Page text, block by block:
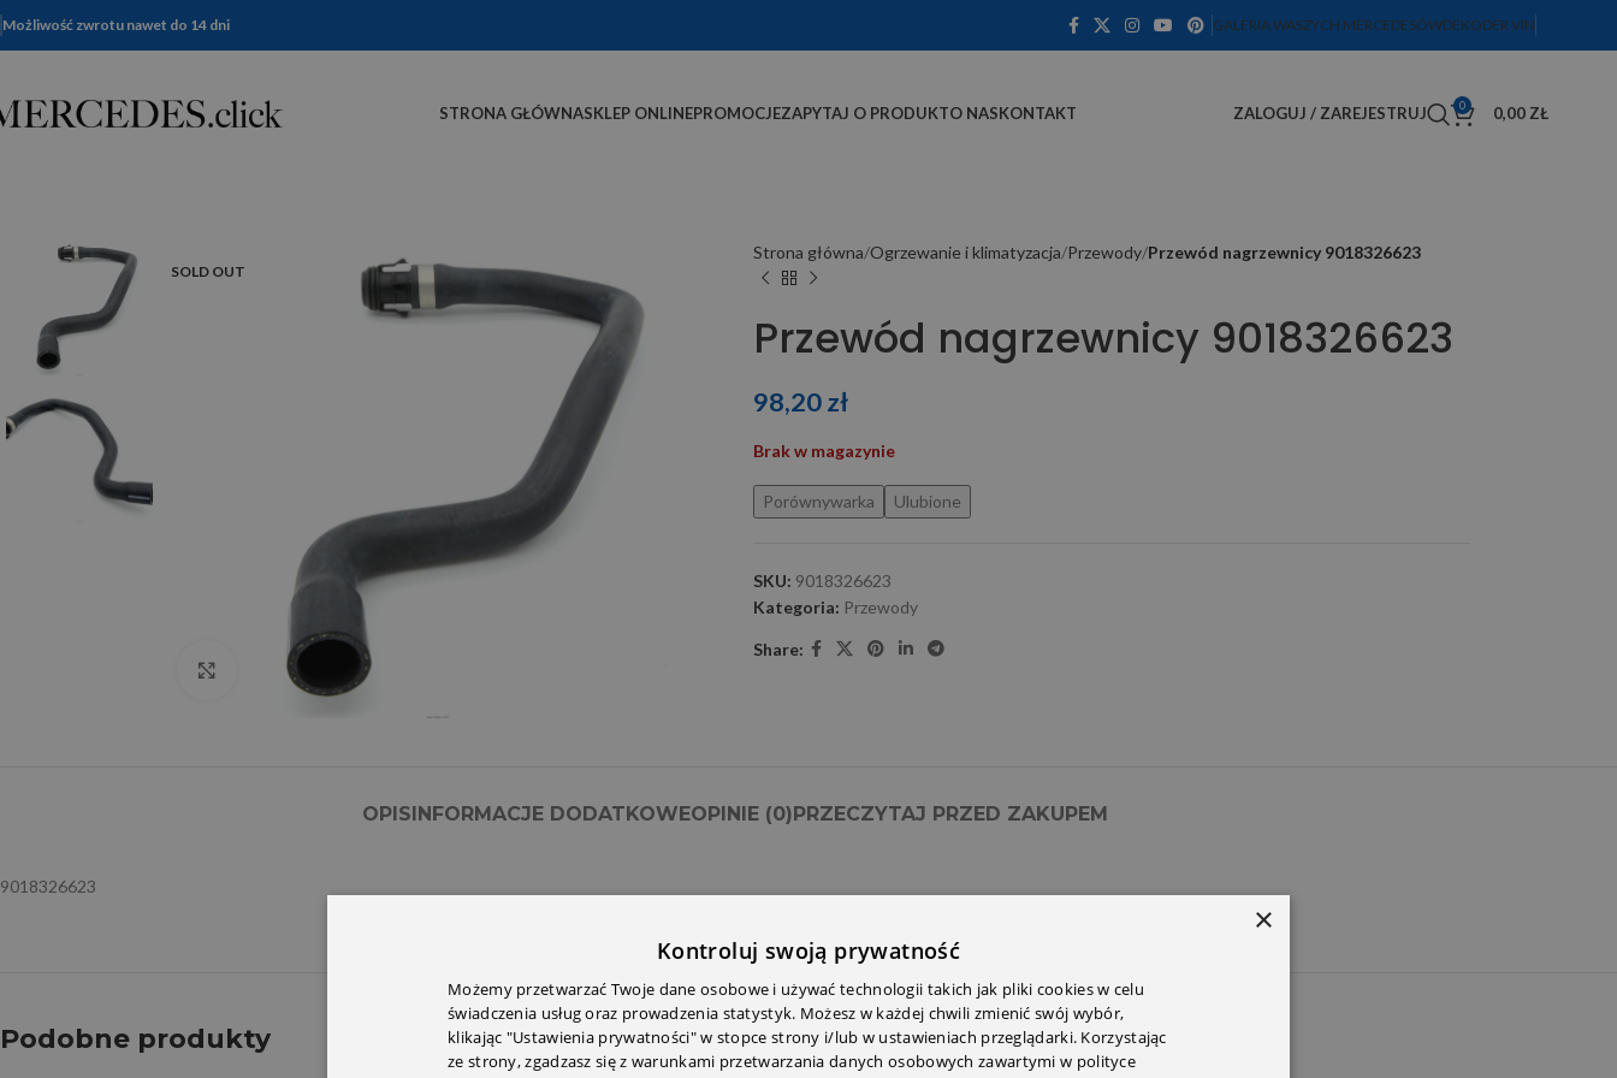
Możliwość zwrotu nawet do 14 dni GALERIA WASZYCH MERCEDESÓWDEKODER VIN
STRONA GŁÓWNASKLEP ONLINEPROMOCJEZAPYTAJ O PRODUKTO NASKONTAKT ZALOGUJ / ZAREJESTRUJ 0 0,00 ZŁ
SOLD OUT
Click to enlarge
Strona główna Ogrzewanie i klimatyzacja Przewody Przewód nagrzewnicy 9018326623
Przewód nagrzewnicy 9018326623
98,20zł
Brak w magazynie
Porównywarka Ulubione
SKU: 9018326623
Kategoria: Przewody
Share:
OPIS INFORMACJE DODATKOWEOPINIE (0) PRZECZYTAJ PRZED ZAKUPEM
9018326623
Podobne produkty
×
Kontroluj swoją prywatność
Możemy przetwarzać Twoje dane osobowe i używać technologii takich jak pliki cookies w celu
świadczenia usług oraz prowadzenia statystyk. Możesz w każdej chwili zmienić swój wybór,
klikając "Ustawienia prywatności" w stopce strony i/lub w ustawieniach przeglądarki. Korzystając
ze strony, zgadzasz się z warunkami przetwarzania danych osobowych zawartymi w polityce